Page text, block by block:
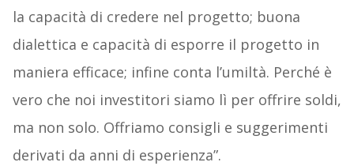
la capacità di credere nel progetto; buona
dialettica e capacità di esporre il progetto in
maniera efficace; infine conta l’umiltà. Perché è
vero che noi investitori siamo lì per offrire soldi,
ma non solo. Offriamo consigli e suggerimenti
derivati da anni di esperienza”.